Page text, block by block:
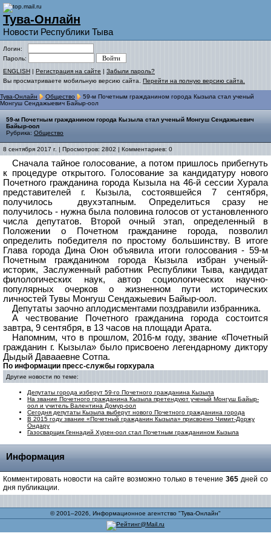
Тува-Онлайн
Новости Республики Тыва
Логин:
Пароль:
ENGLISH | Регистрация на сайте | Забыли пароль?
Вы просматриваете мобильную версию сайта. Перейти на полную версию сайта.
Тува-Онлайн Общество
59-м Почетным гражданином города Кызыла стал ученый
Монгуш Сендажыевич Байыр-оол
59-м Почетным гражданином города Кызыла стал ученый Монгуш Сендажыевич
Байыр-оол
Рубрика: Общество
8 сентября 2017 г. | Просмотров: 2802 | Комментариев: 0
Сначала тайное голосование, а потом пришлось прибегнуть
к процедуре открытого. Голосование за кандидатуру нового
Почетного гражданина города Кызыла на 46-й сессии Хурала
представителей г. Кызыла, состоявшейся 7 сентября,
получилось
двухэтапным. Определиться сразу не
получилось - нужна была половина голосов от установленного
числа депутатов. Второй очный этап, определенный в
Положении о Почетном гражданине города, позволил
определить победителя по простому большинству.
В итоге
Глава города Дина Оюн объявила итоги голосования - 59-м
Почетным гражданином города Кызыла избран ученый-
историк, Заслуженный работник Республики Тыва, кандидат
филологических наук, автор социологических научно-
популярных очерков о жизненном пути исторических
личностей Тувы Монгуш Сендажыевич Байыр-оол.
Депутаты заочно аплодисментами поздравили избранника.
А чествование Почетного гражданина города состоится
завтра, 9 сентября, в 13 часов на площади Арата.
Напомним, что в прошлом, 2016-м году, звание «Почетный
гражданин г. Кызыла» было присвоено легендарному диктору
Дыдый Давааевне Сотпа.
По информации пресс-службы горхурала
Другие новости по теме:
Депутаты города изберут 59-го Почетного гражданина Кызыла
На звание Почетного гражданина Кызыла претендуют ученый Монгуш Байыр-
оол и учитель Валентина Домур-оол
Сегодня депутаты Кызыла выберут нового Почетного гражданина города
В 2015 году звание «Почетный гражданин Кызыла» присвоено Чимит-Доржу
Ондару
Газосварщик Геннадий Хурен-оол стал Почетным гражданином Кызыла
Информация
Комментировать новости на сайте возможно только в течение 365 дней со
дня публикации.
© 2001–2026, Информационное агентство "Тува-Онлайн"